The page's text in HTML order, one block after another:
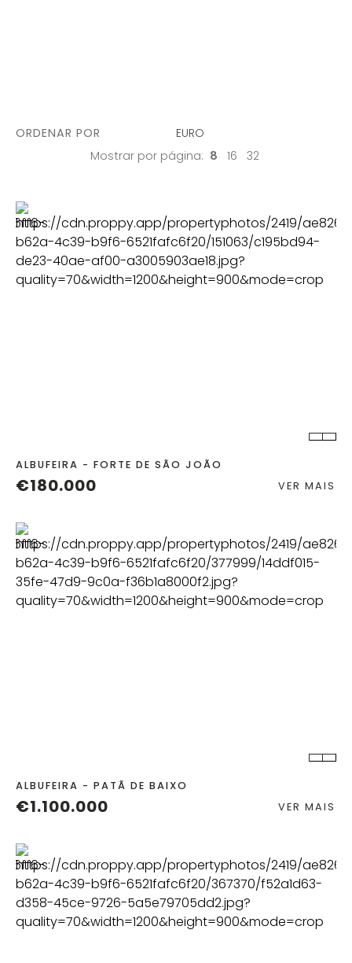
ORDENAR POR
EURO
Mostrar por página: 8 16 32
ALBUFEIRA - FORTE DE SÃO JOÃO
€180.000 VER MAIS
ALBUFEIRA - PATÃ DE BAIXO
€1.100.000 VER MAIS